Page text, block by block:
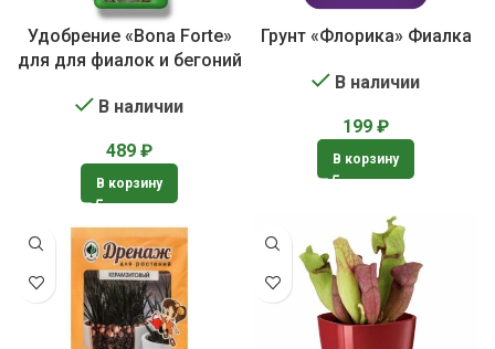
Удобрение «Bona Forte»
для для фиалок и бегоний
В наличии
489 ₽
В корзину
Грунт «Флорика» Фиалка
В наличии
199 ₽
В корзину